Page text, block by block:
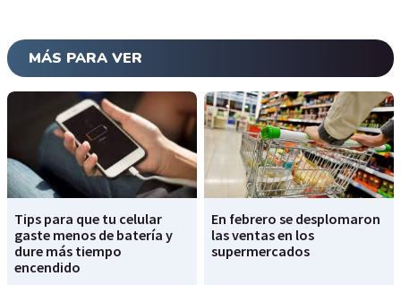
MÁS PARA VER
Tips para que tu celular
gaste menos de batería y
dure más tiempo
encendido
En febrero se desplomaron
las ventas en los
supermercados